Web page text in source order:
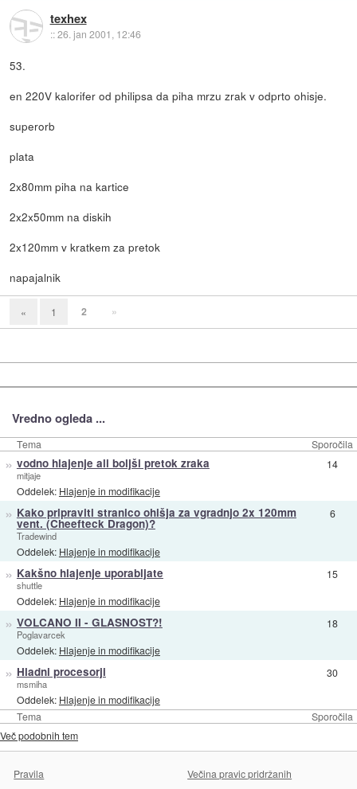
texhex
::26. jan 2001, 12:46
53.
en 220V kalorifer od philipsa da piha mrzu zrak v odprto ohisje.
superorb
plata
2x80mm piha na kartice
2x2x50mm na diskih
2x120mm v kratkem za pretok
napajalnik
« 1 2 »
Vredno ogleda ...
Tema Sporočila
Tema Sporočila
» vodno hlajenje ali boljši pretok zraka
mitjaje
Oddelek: Hlajenje in modifikacije
14
» Kako pripraviti stranico ohišja za vgradnjo 2x 120mm
vent. (Cheefteck Dragon)?
Tradewind
Oddelek: Hlajenje in modifikacije
6
» Kakšno hlajenje uporabljate
shuttle
Oddelek: Hlajenje in modifikacije
15
» VOLCANO II - GLASNOST?!
Poglavarcek
Oddelek: Hlajenje in modifikacije
18
» Hladni procesorji
msmiha
Oddelek: Hlajenje in modifikacije
30
Več podobnih tem
Pravila Večina pravic pridržanih